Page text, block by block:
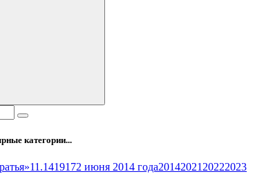
категории...
11.1419172 июня 2014 года2014202120222023